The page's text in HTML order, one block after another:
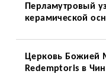
Перламутровый
керамической
Церковь Божией
Redemptoris в